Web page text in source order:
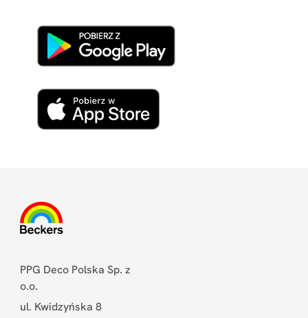
PPG Deco Polska Sp. z
o.o.
ul. Kwidzyńska 8